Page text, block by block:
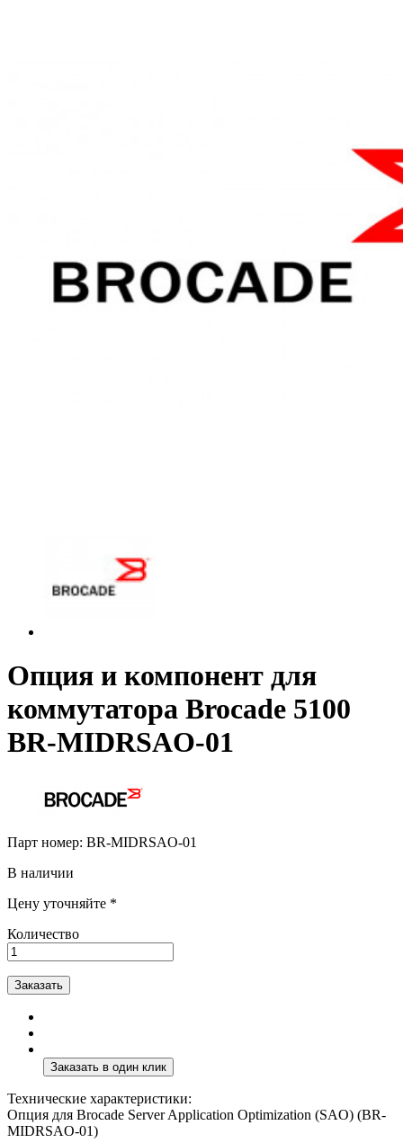
Опция и компонент для
коммутатора Brocade 5100
BR-MIDRSAO-01
Парт номер: BR-MIDRSAO-01
В наличии
Цену уточняйте *
Количество
Заказать
Технические характеристики:
Опция для Brocade Server Application Optimization (SAO) (BR-
MIDRSAO-01)